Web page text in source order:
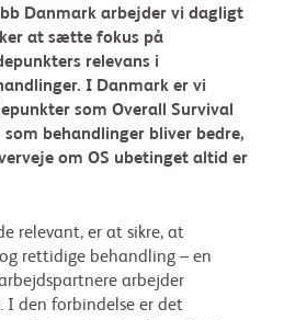
Danmark arbejder vi dagligt
at sætte fokus på
relevans i
I Danmark er vi
som Overall Survival
behandlinger bliver bedre,
om OS ubetinget altid er
relevant, er at sikre, at
rettidige behandling – en
arbejder
den forbindelse er det